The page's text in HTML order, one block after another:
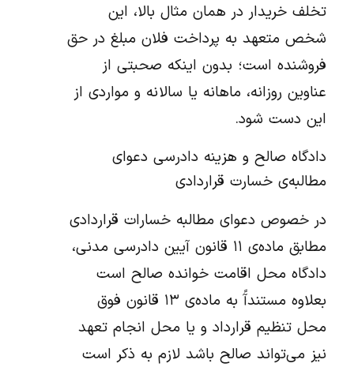
تخلف خریدار در همان مثال بالا، این
شخص متعهد به پرداخت فلان مبلغ در حق
فروشنده است؛ بدون اینکه صحبتی از
عناوین روزانه، ماهانه یا سالانه و مواردی از
این دست شود.
دادگاه صالح و هزینه دادرسی دعوای
مطالبه‌ی خسارت قراردادی
در خصوص دعوای مطالبه خسارات قراردادی
مطابق ماده‌ی ۱۱ قانون آیین دادرسی مدنی،
دادگاه محل اقامت خوانده صالح است
بعلاوه مستندآً به ماده‌ی ۱۳ قانون فوق
محل تنظیم قرارداد و یا محل انجام تعهد
نیز می‌تواند صالح باشد لازم به ذکر است